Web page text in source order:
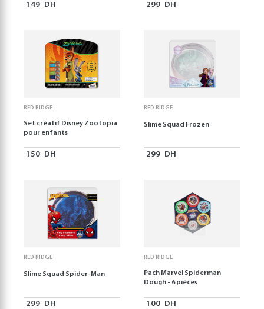
149 DH 299 DH
RED RIDGE
Set créatif Disney Zootopia
pour enfants
150 DH
RED RIDGE
Slime Squad Frozen
299 DH
RED RIDGE
Slime Squad Spider-Man
299 DH
RED RIDGE
Pach Marvel Spiderman
Dough - 6 pièces
100 DH